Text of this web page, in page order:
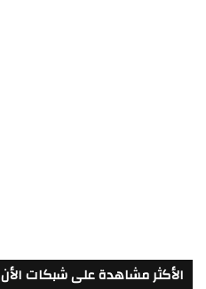
الأكثر مشاهدة على شبكات الأن